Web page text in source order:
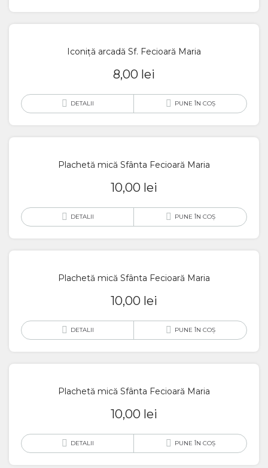
Iconiță arcadă Sf. Fecioară Maria
8,00 lei
DETALII PUNE ÎN COȘ
Plachetă mică Sfânta Fecioară Maria
10,00 lei
DETALII PUNE ÎN COȘ
Plachetă mică Sfânta Fecioară Maria
10,00 lei
DETALII PUNE ÎN COȘ
Plachetă mică Sfânta Fecioară Maria
10,00 lei
DETALII PUNE ÎN COȘ